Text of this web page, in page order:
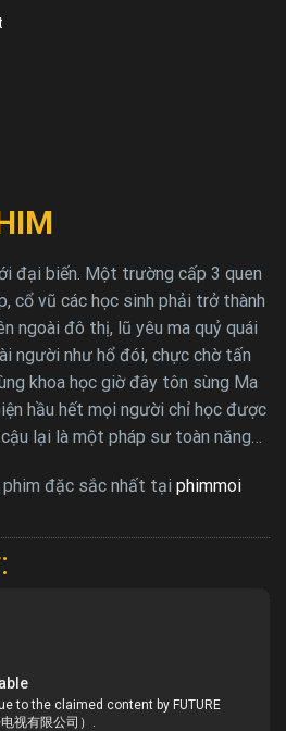
đại biến. Một trường cấp 3 quen
cổ vũ các học sinh phải trở thành
ngoài đô thị, lũ yêu ma quỷ quái
người như hổ đói, chực chờ tấn
khoa học giờ đây tôn sùng Ma
hầu hết mọi người chỉ học được
lại là một pháp sư toàn năng…
phim đặc sắc nhất tại phimmoi